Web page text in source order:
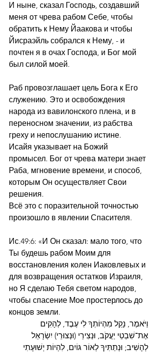
И ныне, сказал Господь, создавший
меня от чрева рабом Себе, чтобы
обратить к Нему Йаакова и чтобы
Йисраэйль собрался к Нему, - и
почтен я в очах Господа, и Бог мой
был силой моей.
Раб провозглашает цель Бога к Его
служению. Это и освобождения
народа из вавилонского плена, и в
переносном значении, из рабства
греху и непослушанию истине.
Исайя указывает на Божий
промысел. Бог от чрева матери знает
Раба, мгновение времени, и способ,
которым Он осуществляет Свои
решения.
Всё это с поразительной точностью
произошло в явлении Спасителя.
Ис.49:6: «И Он сказал: мало того, что
Ты будешь рабом Моим для
восстановления колен Иаковлевых и
для возвращения остатков Израиля,
но Я сделаю Тебя светом народов,
чтобы спасение Мое простерлось до
концов земли.
וַיֹּאמֶר, נָקֵל מִהְיוֹתְךָ לִי עֶבֶד, לְהָקִים
אֶת־שִׁבְטֵי יַעֲקֹב, וּנְצִירֵי (וּנְצוּרֵי) יִשְׂרָאֵל
לְהָשִׁיב; וּנְתַתִּיךָ לְאוֹר גּוֹיִם, לִהְיוֹת יְשׁוּעָתִי